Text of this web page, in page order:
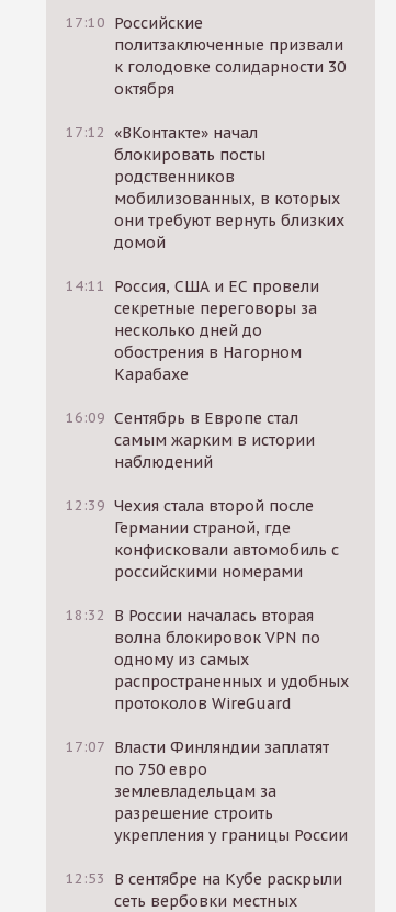
17:10 Российские
политзаключенные призвали
к голодовке солидарности 30
октября
17:12 «ВКонтакте» начал
блокировать посты
родственников
мобилизованных, в которых
они требуют вернуть близких
домой
14:11
Россия, США и ЕС провели
секретные переговоры за
несколько дней до
обострения в Нагорном
Карабахе
16:09 Сентябрь в Европе стал
самым жарким в истории
наблюдений
12:39 Чехия стала второй после
Германии страной, где
конфисковали автомобиль с
российскими номерами
18:32
В России началась вторая
волна блокировок VPN по
одному из самых
распространенных и удобных
протоколов WireGuard
17:07 Власти Финляндии заплатят
по 750 евро
землевладельцам за
разрешение строить
укрепления у границы России
12:53
В сентябре на Кубе раскрыли
сеть вербовки местных